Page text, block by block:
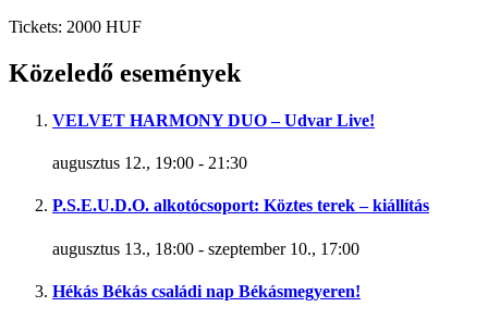
Tickets: 2000 HUF
Közeledő események
VELVET HARMONY DUO – Udvar Live!
augusztus 12., 19:00 - 21:30
P.S.E.U.D.O. alkotócsoport: Köztes terek – kiállítás
augusztus 13., 18:00 - szeptember 10., 17:00
Hékás Békás családi nap Békásmegyeren!